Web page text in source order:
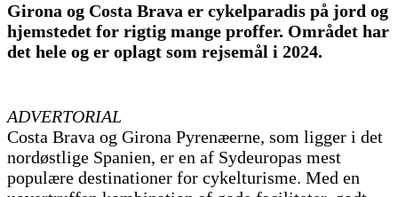
Girona og Costa Brava er cykelparadis på jord og
hjemstedet for rigtig mange proffer. Området har
det hele og er oplagt som rejsemål i 2024.
ADVERTORIAL
Costa Brava og Girona Pyrenæerne, som ligger i det
nordøstlige Spanien, er en af Sydeuropas mest
populære destinationer for cykelturisme. Med en